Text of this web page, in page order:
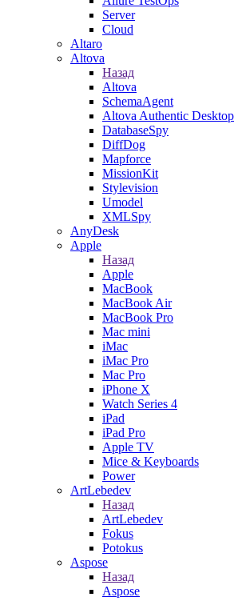
Server
Cloud
Altaro
Altova
Назад
Altova
SchemaAgent
Altova Authentic Desktop
DatabaseSpy
DiffDog
Mapforce
MissionKit
Stylevision
Umodel
XMLSpy
AnyDesk
Apple
Назад
Apple
MacBook
MacBook Air
MacBook Pro
Mac mini
iMac
iMac Pro
Mac Pro
iPhone X
Watch Series 4
iPad
iPad Pro
Apple TV
Mice & Keyboards
Power
ArtLebedev
Назад
ArtLebedev
Fokus
Potokus
Aspose
Назад
Aspose